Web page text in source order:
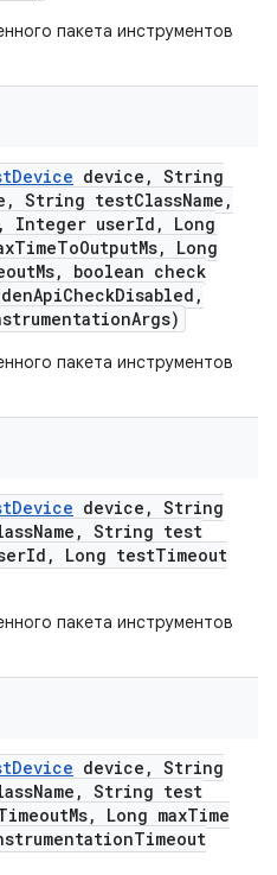
пакета инструментов
Device device , String
, String testClassName ,
, Integer userId ,
Long
TimeToOutputMs,
Long
Ms,
boolean check
ApiCheckDisabled ,
Args)
пакета инструментов
Device device , String
Name , String test
Id , Long testTimeout
пакета инструментов
Device device , String
Name , String test
Ms, Long maxTime
Timeout